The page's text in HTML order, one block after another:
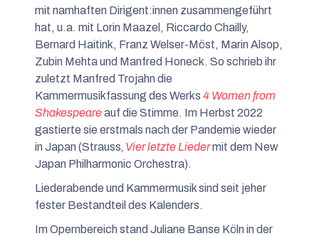
mit namhaften Dirigent:innen zusammengeführt
hat, u.a. mit Lorin Maazel, Riccardo Chailly,
Bernard Haitink, Franz Welser-Möst, Marin Alsop,
Zubin Mehta und Manfred Honeck. So schrieb ihr
zuletzt Manfred Trojahn die
Kammermusikfassung des Werks 4 Women from
Shakespeareauf die Stimme. Im Herbst 2022
gastierte sie erstmals nach der Pandemie wieder
in Japan (Strauss‚ Vier letzte Liedermit dem New
Japan Philharmonic Orchestra).
Liederabende und Kammermusik sind seit jeher
fester Bestandteil des Kalenders.
Im Opernbereich stand Juliane Banse Köln in der